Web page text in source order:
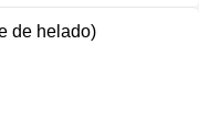
de helado)